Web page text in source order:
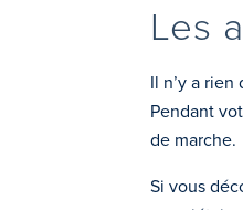
Les
Il n’y a
Pendant
de marche.
Si vous